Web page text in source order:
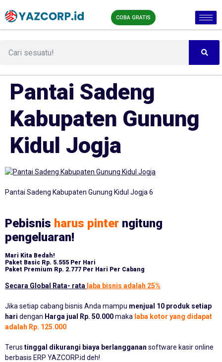
COBA GRATIS
Pantai Sadeng
Kabupaten Gunung
Kidul Jogja
Pantai Sadeng Kabupaten Gunung Kidul Jogja 6
Pebisnis harus pinter ngitung
pengeluaran!
Mari Kita Bedah!
Paket Basic Rp. 5.555 Per Hari
Paket Premium Rp. 2.777 Per Hari Per Cabang
Secara Global Rata- rata laba bisnis adalah 25%
Jika setiap cabang bisnis Anda mampu menjual 10 produk setiap
hari dengan Harga jual Rp. 50.000maka laba kotor yang didapat
adalah Rp. 125.000
Terus tinggal dikurangi biaya berlangganan software kasir online
berbasis ERP YAZCORP.id deh!